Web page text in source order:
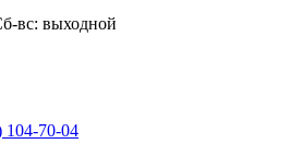
вс: выходной
104-70-04